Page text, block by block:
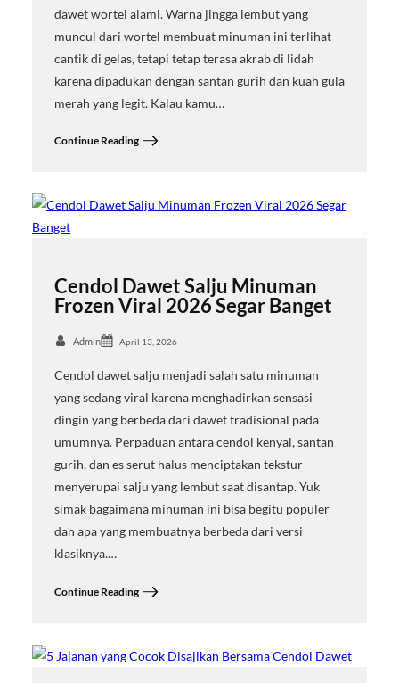
dawet wortel alami. Warna jingga lembut yang
muncul dari wortel membuat minuman ini terlihat
cantik di gelas, tetapi tetap terasa akrab di lidah
karena dipadukan dengan santan gurih dan kuah gula
merah yang legit. Kalau kamu…
Continue Reading
Cendol Dawet Salju Minuman
Frozen Viral 2026 Segar Banget
Admin April 13, 2026
Cendol dawet salju menjadi salah satu minuman
yang sedang viral karena menghadirkan sensasi
dingin yang berbeda dari dawet tradisional pada
umumnya. Perpaduan antara cendol kenyal, santan
gurih, dan es serut halus menciptakan tekstur
menyerupai salju yang lembut saat disantap. Yuk
simak bagaimana minuman ini bisa begitu populer
dan apa yang membuatnya berbeda dari versi
klasiknya.…
Continue Reading